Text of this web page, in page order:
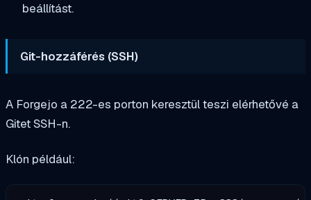
beállítást.
Git-hozzáférés (SSH)
A Forgejo a 222-es porton keresztül teszi elérhetővé a
Gitet SSH-n.
Klón például: